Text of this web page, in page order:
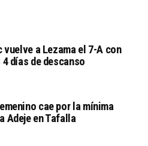
a Lezama el 7-A con
días de descanso
cae por la mínima
Adeje en Tafalla